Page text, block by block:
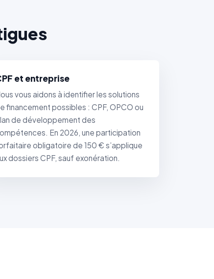
et entreprise
vous aidons à identifier les solutions
financement possibles : CPF, OPCO ou
de développement des
En 2026, une participation
obligatoire de 150 € s’applique
dossiers CPF, sauf exonération.